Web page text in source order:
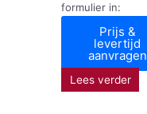
formulier in:
Prijs &
levertijd
aanvragen
Lees verder